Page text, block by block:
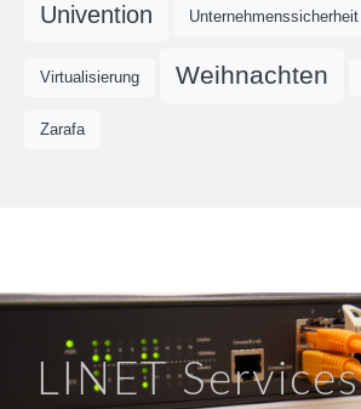
Univention Unternehmenssicherheit
Virtualisierung Weihnachten
Zarafa
LINET Services